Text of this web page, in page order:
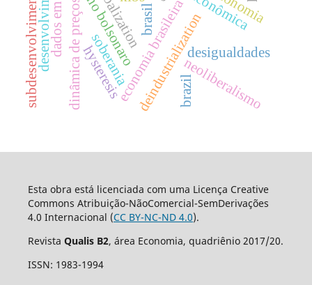
economia brasileira
deindustrializationneoliberalismo
desigualdades
soberania
brasil
dinâmica de preços
desenvolvimento
subdesenvolvimento brazil
hysteresis
Esta obra está licenciada com uma Licença Creative
Commons Atribuição-NãoComercial-SemDerivações
4.0 Internacional (CC BY-NC-ND 4.0).
Revista Qualis B2, área Economia, quadriênio 2017/20.
ISSN: 1983-1994